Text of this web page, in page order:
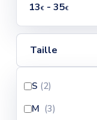
13€- 35€
Taille
S (2)
M (3)